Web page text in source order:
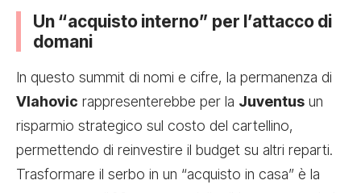
Un “acquisto interno” per l’attacco di
domani
In questo summit di nomi e cifre, la permanenza di
Vlahovic rappresenterebbe per la Juventus un
risparmio strategico sul costo del cartellino,
permettendo di reinvestire il budget su altri reparti.
Trasformare il serbo in un “acquisto in casa” è la